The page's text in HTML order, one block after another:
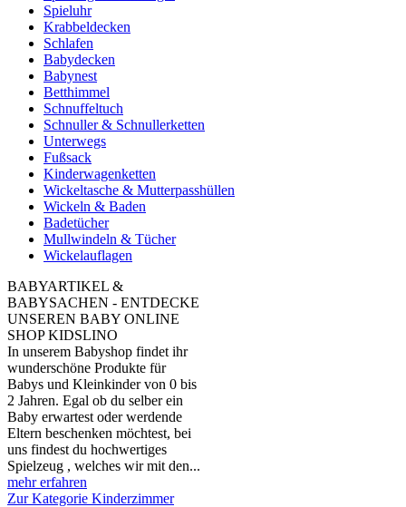
Spieluhr
Krabbeldecken
Schlafen
Babydecken
Babynest
Betthimmel
Schnuffeltuch
Schnuller & Schnullerketten
Unterwegs
Fußsack
Kinderwagenketten
Wickeltasche & Mutterpasshüllen
Wickeln & Baden
Badetücher
Mullwindeln & Tücher
Wickelauflagen
BABYARTIKEL &
BABYSACHEN - ENTDECKE
UNSEREN BABY ONLINE
SHOP KIDSLINO
In unserem Babyshop findet ihr
wunderschöne Produkte für
Babys und Kleinkinder von 0 bis
2 Jahren. Egal ob du selber ein
Baby erwartest oder werdende
Eltern beschenken möchtest, bei
uns findest du hochwertiges
Spielzeug , welches wir mit den...
mehr erfahren
Zur Kategorie Kinderzimmer